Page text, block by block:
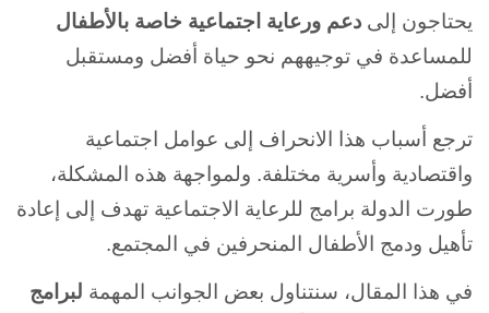
يحتاجون إلى دعم ورعاية اجتماعية خاصة بالأطفال
للمساعدة في توجيههم نحو حياة أفضل ومستقبل
أفضل.
ترجع أسباب هذا الانحراف إلى عوامل اجتماعية
واقتصادية وأسرية مختلفة. ولمواجهة هذه المشكلة،
طورت الدولة برامج للرعاية الاجتماعية تهدف إلى إعادة
تأهيل ودمج الأطفال المنحرفين في المجتمع.
في هذا المقال، سنتناول بعض الجوانب المهمة لبرامج